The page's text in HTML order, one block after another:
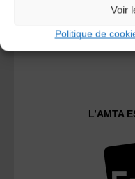
Voir
Politique de
Le
L’AMTA